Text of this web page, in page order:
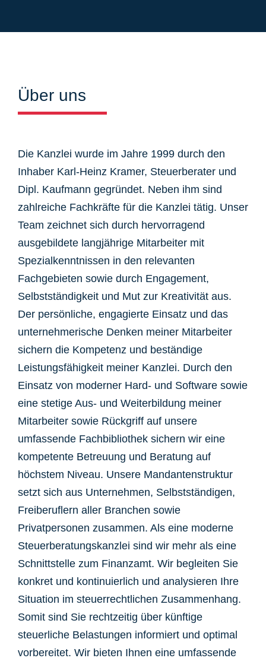
Über uns
Die Kanzlei wurde im Jahre 1999 durch den
Inhaber Karl-Heinz Kramer, Steuerberater und
Dipl. Kaufmann gegründet. Neben ihm sind
zahlreiche Fachkräfte für die Kanzlei tätig. Unser
Team zeichnet sich durch hervorragend
ausgebildete langjährige Mitarbeiter mit
Spezialkenntnissen in den relevanten
Fachgebieten sowie durch Engagement,
Selbstständigkeit und Mut zur Kreativität aus.
Der persönliche, engagierte Einsatz und das
unternehmerische Denken meiner Mitarbeiter
sichern die Kompetenz und beständige
Leistungsfähigkeit meiner Kanzlei. Durch den
Einsatz von moderner Hard- und Software sowie
eine stetige Aus- und Weiterbildung meiner
Mitarbeiter sowie Rückgriff auf unsere
umfassende Fachbibliothek sichern wir eine
kompetente Betreuung und Beratung auf
höchstem Niveau. Unsere Mandantenstruktur
setzt sich aus Unternehmen, Selbstständigen,
Freiberuflern aller Branchen sowie
Privatpersonen zusammen. Als eine moderne
Steuerberatungskanzlei sind wir mehr als eine
Schnittstelle zum Finanzamt. Wir begleiten Sie
konkret und kontinuierlich und analysieren Ihre
Situation im steuerrechtlichen Zusammenhang.
Somit sind Sie rechtzeitig über künftige
steuerliche Belastungen informiert und optimal
vorbereitet. Wir bieten Ihnen eine umfassende